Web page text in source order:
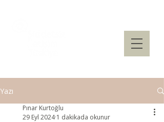
Yazı
Pınar Kurtoğlu
29 Eyl 2024 1 dakikada okunur